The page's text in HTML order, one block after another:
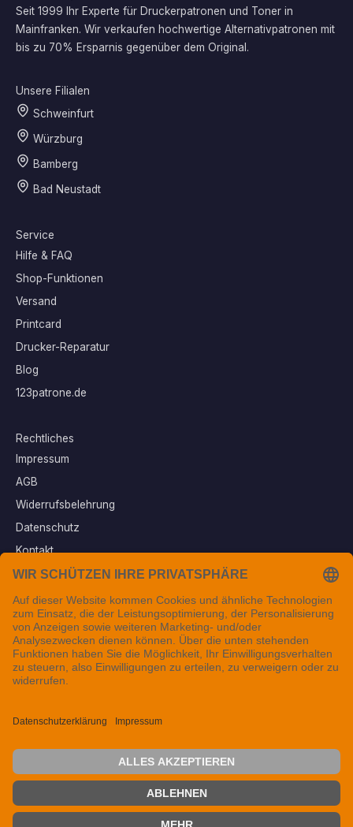
Seit 1999 Ihr Experte für Druckerpatronen und Toner in
Mainfranken. Wir verkaufen hochwertige Alternativpatronen mit
bis zu 70% Ersparnis gegenüber dem Original.
Unsere Filialen
Schweinfurt
Würzburg
Bamberg
Bad Neustadt
Service
Hilfe & FAQ
Shop-Funktionen
Versand
Printcard
Drucker-Reparatur
Blog
123patrone.de
Rechtliches
Impressum
AGB
Widerrufsbelehrung
Datenschutz
Kontakt
Vertrag widerrufen
Sichere Zahlungsarten